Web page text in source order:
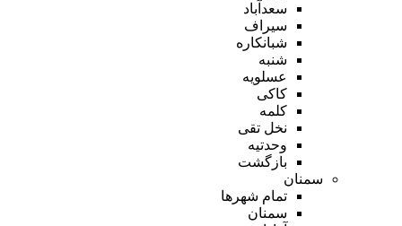
سعدآباد
سیراف
شبانکاره
شنبه
عسلویه
کاکی
کلمه
نخل تقی
وحدتیه
بازگشت
سمنان
تمام شهر‌ها
سمنان